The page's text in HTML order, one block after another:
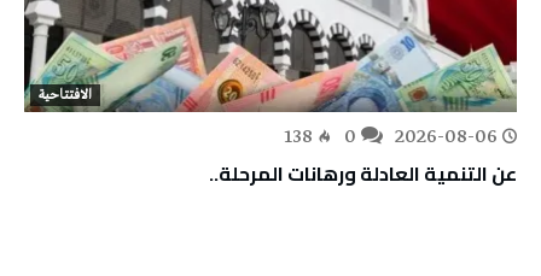
الافتتاحية
2026-08-06
138
عن التنمية العادلة ورهانات المرحلة..